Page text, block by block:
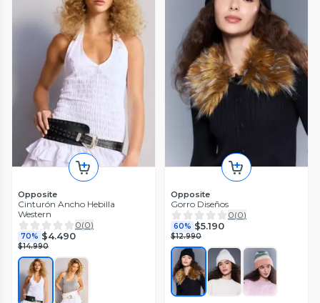
Opposite
Cinturón Ancho Hebilla
Western
0(0)
70% $4.490
$14.990
Opposite
Gorro Diseños
0(0)
60% $5.190
$12.990